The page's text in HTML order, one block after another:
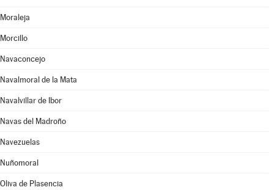
Moraleja
Morcillo
Navaconcejo
Navalmoral de la Mata
Navalvillar de Ibor
Navas del Madroño
Navezuelas
Nuñomoral
Oliva de Plasencia